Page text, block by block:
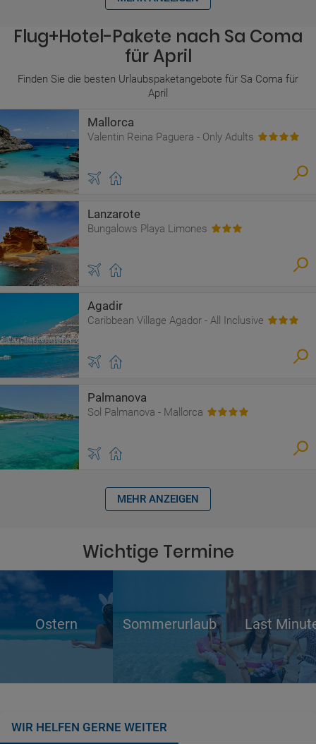
Flug+Hotel-Pakete nach Sa Coma
für April
Finden Sie die besten Urlaubspaketangebote für Sa Coma für
April
Mallorca
Valentin Reina Paguera - Only Adults
Lanzarote
Bungalows Playa Limones
Agadir
Caribbean Village Agador - All Inclusive
Palmanova
Sol Palmanova - Mallorca
MEHR ANZEIGEN
Wichtige Termine
Ostern Sommerurlaub Last
WIR HELFEN GERNE WEITER